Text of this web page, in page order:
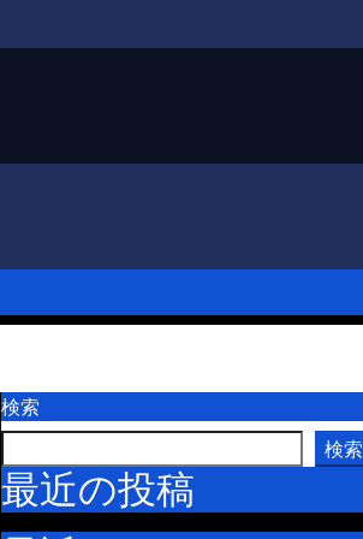
検索
検索
最近の投稿